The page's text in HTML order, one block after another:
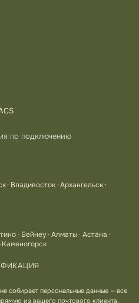
по подключению
Владивосток · Архангельск ·
· Бейнеу · Алматы · Астана ·
Каменогорск
собирает персональные данные — все
из вашего почтового клиента.